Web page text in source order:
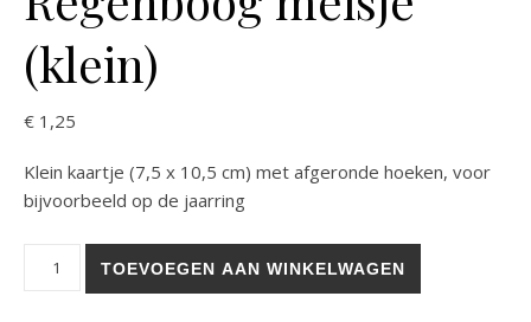
(klein)
€ 1,25
Klein kaartje (7,5 x 10,5 cm) met afgeronde hoeken, voor
bijvoorbeeld op de jaarring
TOEVOEGEN AAN WINKELWAGEN